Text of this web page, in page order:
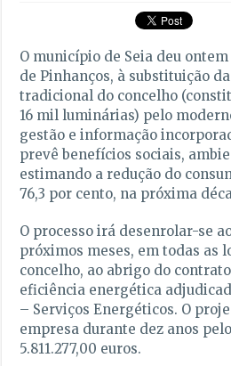
O município de Seia deu
de Pinhanços, à substituição
tradicional do concelho
16 mil luminárias) pelo
gestão e informação
prevê benefícios sociais,
estimando a redução do
76,3 por cento, na próxima
O processo irá desenrolar-se
próximos meses, em todas as
concelho, ao abrigo do
eficiência energética
– Serviços Energéticos. O
empresa durante dez anos
5.811.277,00 euros.